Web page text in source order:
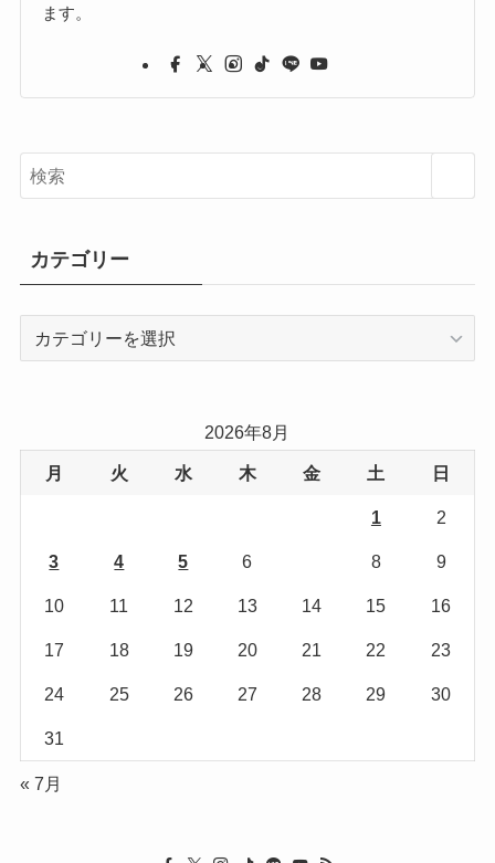
ます。
カテゴリー
2026年8月
月 火 水 木 金 土 日
1 2
3 4 5 6 8 9
10 11 12 13 14 15 16
17 18 19 20 21 22 23
24 25 26 27 28 29 30
31
« 7月